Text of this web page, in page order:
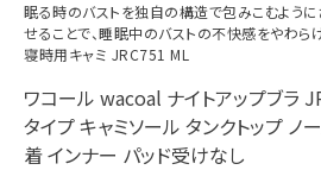
眠る時のバストを独自の構造で包みこむよう
せることで、睡眠中のバストの不快感をやわら
寝時用キャミ JRC751 ML
ワコール wacoal ナイトアップブラ
タイプ キャミソール タンクトップ ノ
着 インナー パッド受けなし